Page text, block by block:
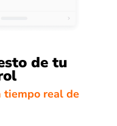
de tu
tiempo real de